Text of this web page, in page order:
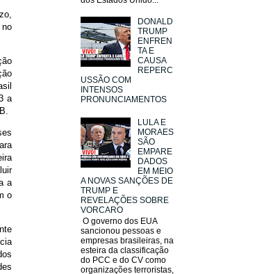
a
a
o
DONALD
TRUMP
ENFREN
TA E
CAUSA
REPERC
USSÃO COM
INTENSOS
PRONUNCIAMENTOS
LULA E
MORAES
SÃO
EMPARE
DADOS
EM MEIO
A NOVAS SANÇÕES DE
TRUMP E
REVELAÇÕES SOBRE
VORCARO
O governo dos EUA
sancionou pessoas e
empresas brasileiras, na
esteira da classificação
do PCC e do CV como
organizações terroristas,